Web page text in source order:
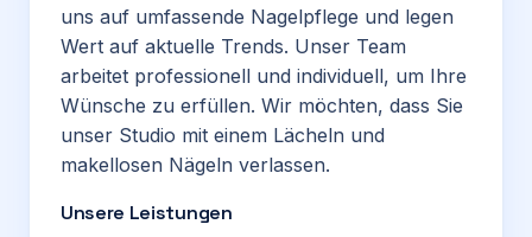
uns auf umfassende Nagelpflege und legen
Wert auf aktuelle Trends. Unser Team
arbeitet professionell und individuell, um Ihre
Wünsche zu erfüllen. Wir möchten, dass Sie
unser Studio mit einem Lächeln und
makellosen Nägeln verlassen.
Unsere Leistungen